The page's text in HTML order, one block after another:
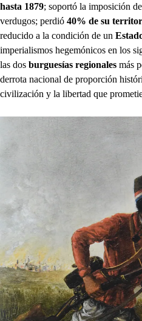
hasta 1879; soportó la imposición
verdugos; perdió 40% de su
reducido a la condición de un
imperialismos hegemónicos en los
las dos burguesías regionales más
derrota nacional de proporción
civilización y la libertad que